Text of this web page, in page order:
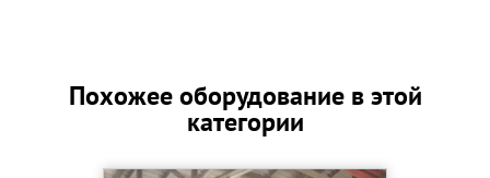
Похожее оборудование в этой
категории